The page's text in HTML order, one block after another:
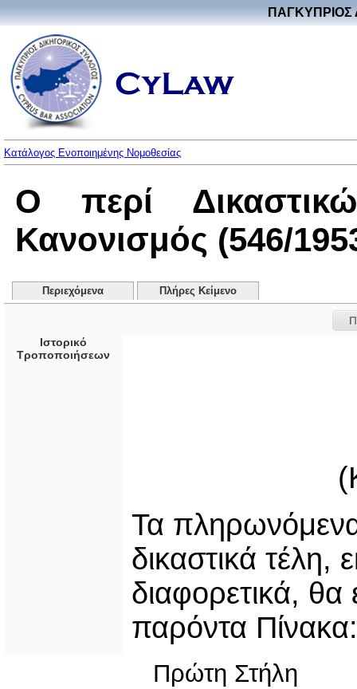
ΠΑΓΚΥΠΡΙΟΣ
Κατάλογος Ενοποιημένης Νομοθεσίας
Ο περί
Κανονισμός (546/
Περιεχόμενα Πλήρες Κείμενο
Ιστορικό
Τροποποιήσεων
Τα πληρωνόμενα
δικαστικά τέλη,
διαφορετικά, θα
παρόντα Πίνακα:
Πρώτη Στήλη